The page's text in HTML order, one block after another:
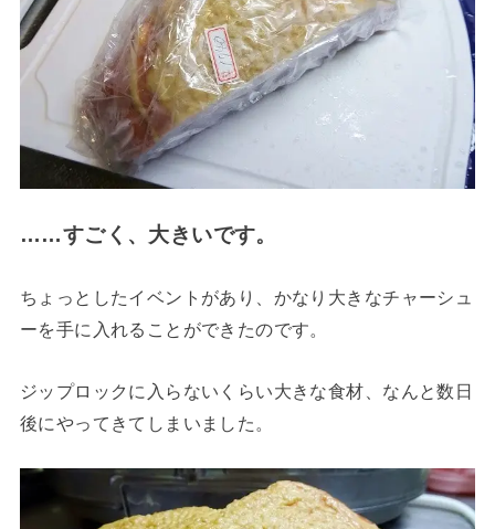
……すごく、大きいです。
ちょっとしたイベントがあり、かなり大きなチャーシュ
ーを手に入れることができたのです。
ジップロックに入らないくらい大きな食材、なんと数日
後にやってきてしまいました。